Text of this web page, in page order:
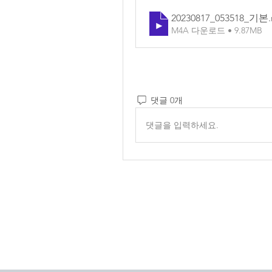
20230817_053518_기본
M4A 다운로드 • 9.87MB
댓글 0개
댓글을 입력하세요.